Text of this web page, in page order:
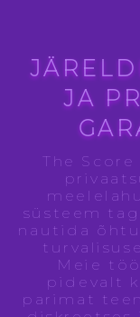
JA
The
süsteem
nautida
Meie
pidevalt
parimat